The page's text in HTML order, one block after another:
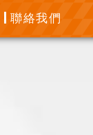
聯絡我們